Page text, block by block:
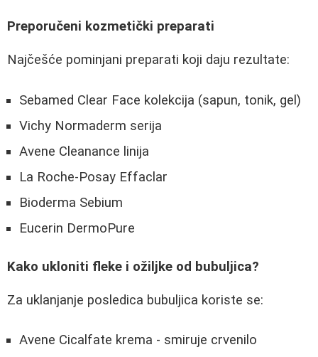
Preporučeni kozmetički preparati
Najčešće pominjani preparati koji daju rezultate:
Sebamed Clear Face kolekcija (sapun, tonik, gel)
Vichy Normaderm serija
Avene Cleanance linija
La Roche-Posay Effaclar
Bioderma Sebium
Eucerin DermoPure
Kako ukloniti fleke i ožiljke od bubuljica?
Za uklanjanje posledica bubuljica koriste se:
Avene Cicalfate krema - smiruje crvenilo